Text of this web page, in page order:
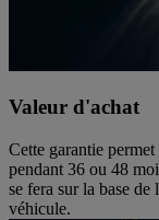
Valeur d'achat
Cette garantie
pendant 36 ou 48
se fera sur la base
véhicule.